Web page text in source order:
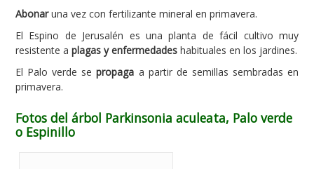
Abonaruna vez con fertilizante mineral en primavera.
El Espino de Jerusalén es una planta de fácil cultivo muy
resistente a plagas y enfermedades habituales en los jardines.
El Palo verde sepropaga a partir de semillas sembradas en
primavera.
Fotos del árbol Parkinsonia aculeata, Palo verde
o Espinillo